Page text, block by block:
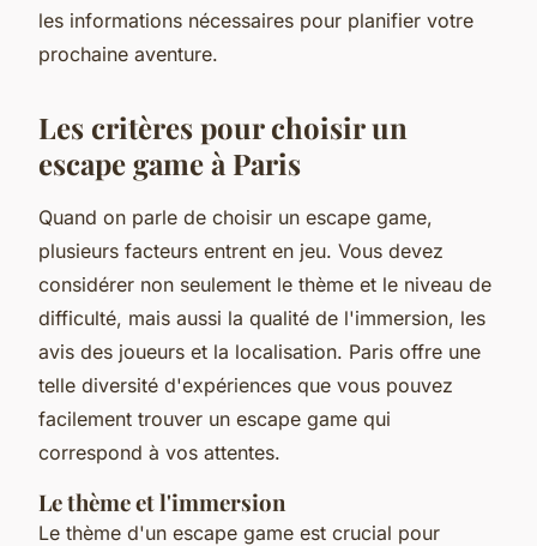
les informations nécessaires pour planifier votre
prochaine aventure.
Les critères pour choisir un
escape game à Paris
Quand on parle de choisir un escape game,
plusieurs facteurs entrent en jeu. Vous devez
considérer non seulement le thème et le niveau de
difficulté, mais aussi la qualité de l'immersion, les
avis des joueurs et la localisation. Paris offre une
telle diversité d'expériences que vous pouvez
facilement trouver un escape game qui
correspond à vos attentes.
Le thème et l'immersion
Le thème d'un escape game est crucial pour